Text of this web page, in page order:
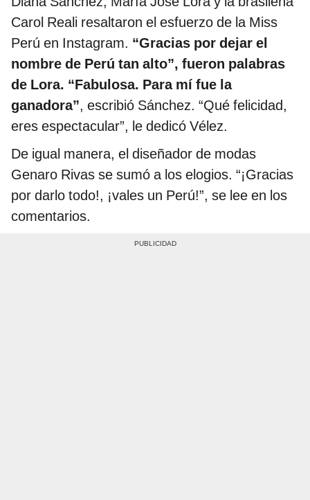
Carol Reali resaltaron el esfuerzo de la Miss
Perú en Instagram. “Gracias por dejar el
nombre de Perú tan alto”, fueron palabras
de Lora. “Fabulosa. Para mí fue la
ganadora”, escribió Sánchez. “Qué felicidad,
eres espectacular”, le dedicó Vélez.
De igual manera, el diseñador de modas
Genaro Rivas se sumó a los elogios. “¡Gracias
por darlo todo!, ¡vales un Perú!”, se lee en los
comentarios.